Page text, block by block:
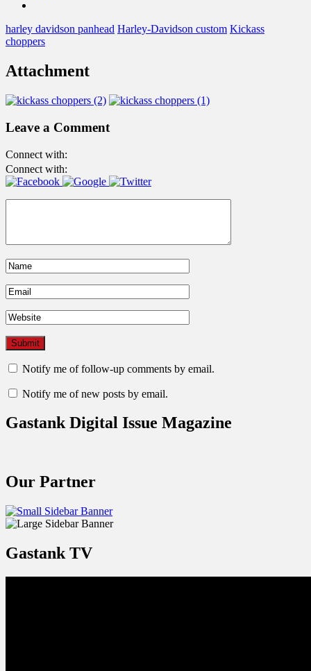
harley davidson panhead Harley-Davidson custom Kickass
choppers
Attachment
Leave a Comment
Connect with:
Connect with:
Notify me of follow-up comments by email.
Notify me of new posts by email.
Gastank Digital Issue Magazine
Our Partner
Gastank TV